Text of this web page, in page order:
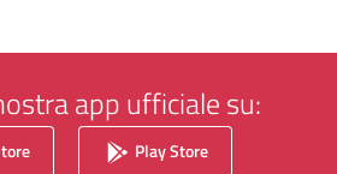
app ufficiale su:
Play Store